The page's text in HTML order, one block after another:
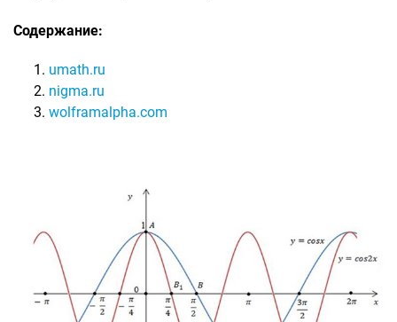
Содержание:
umath.ru
nigma.ru
wolframalpha.com